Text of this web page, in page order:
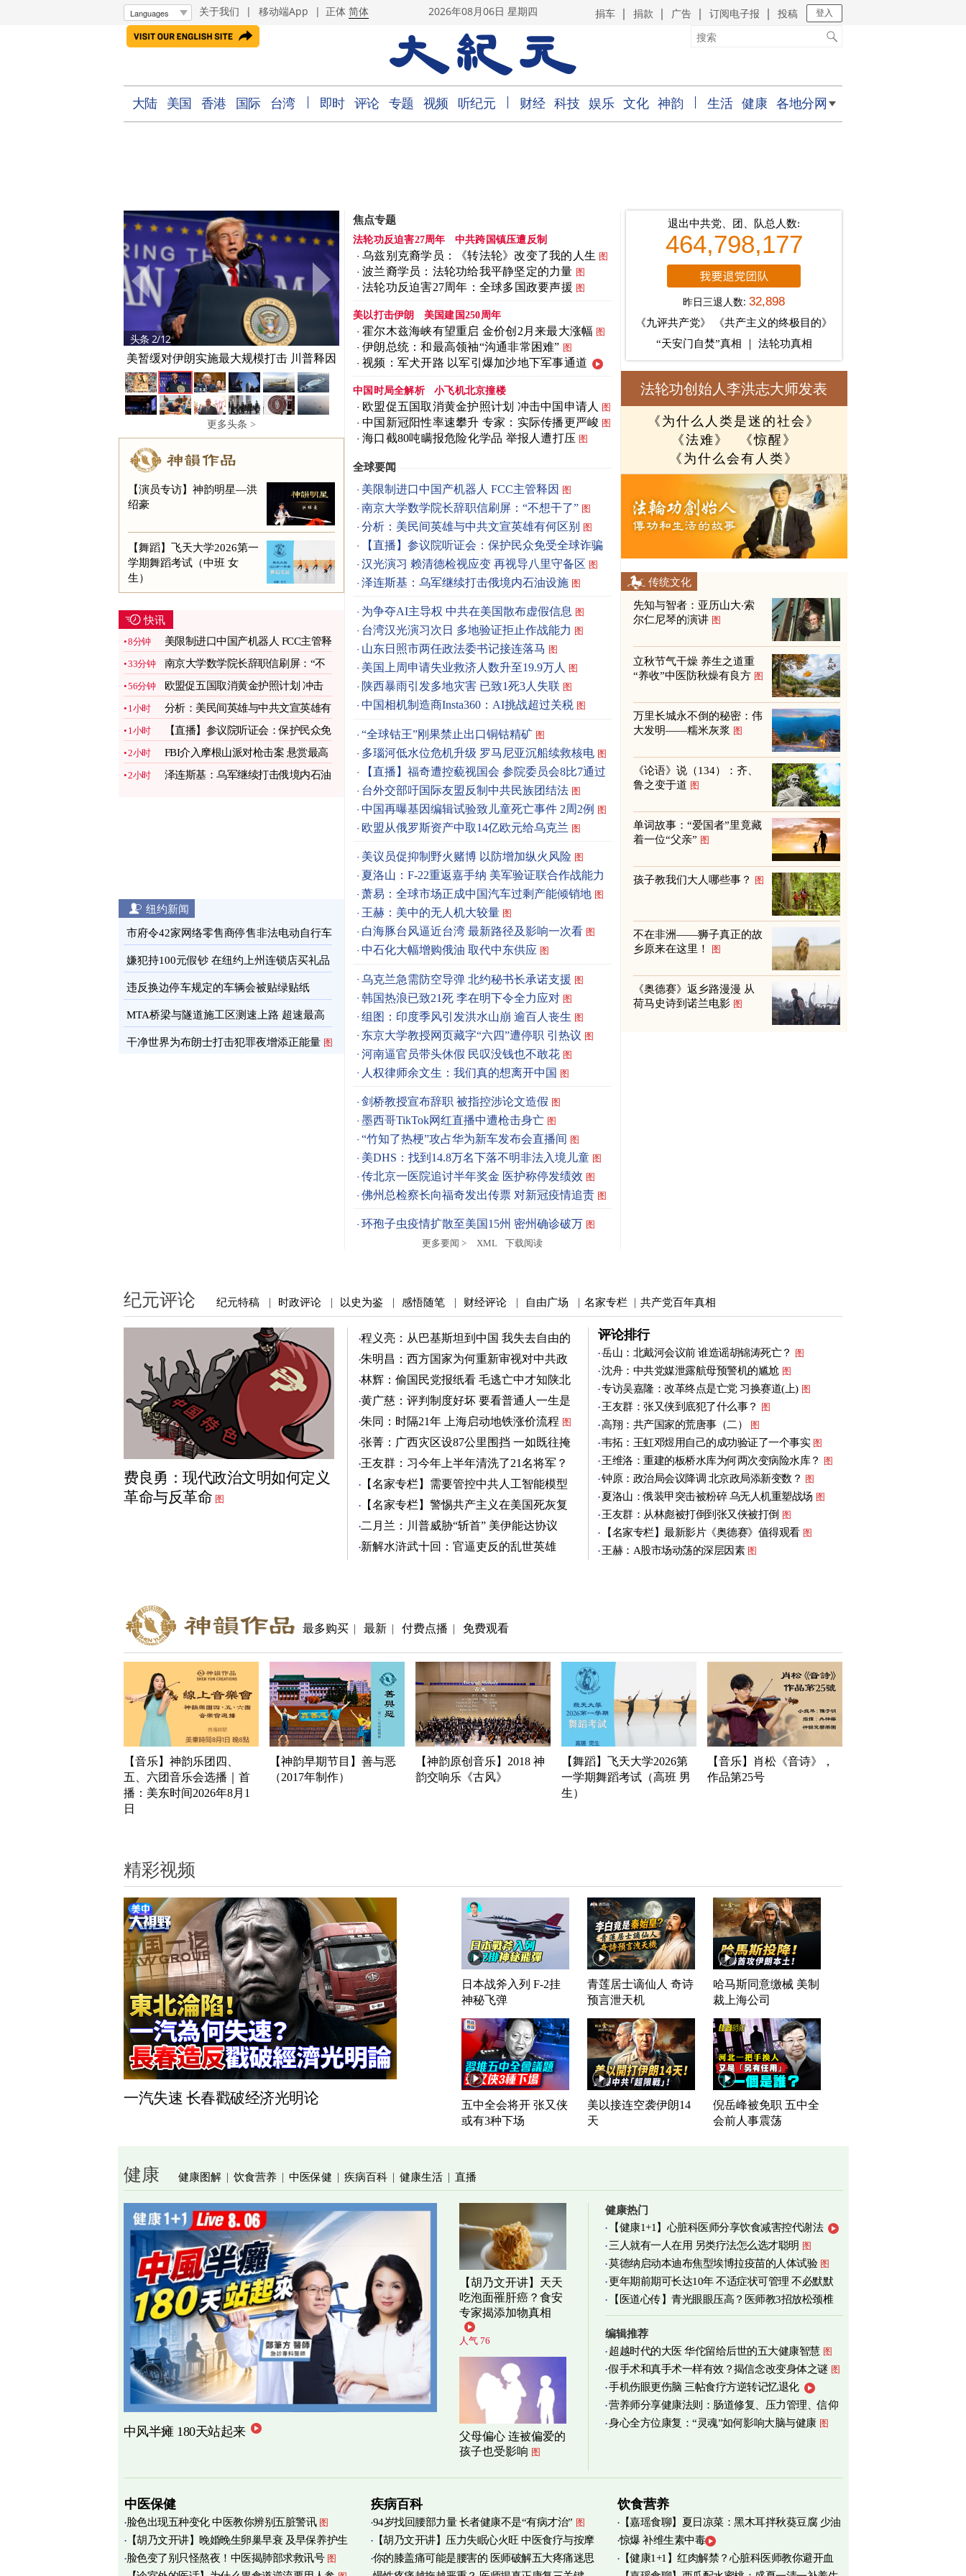
关于我们 | 移动端App | 正体 简体 2026年08月06日 星期四 捐车 捐款 广告 订阅电子报 投稿 登入
大陆 美国 香港 国际 台湾 即时 评论 专题 视频 听纪元 财经 科技 娱乐 文化 神韵 生活 健康 各地分网
头条 2/12
美暂缓对伊朗实施最大规模打击 川普释因
更多头条 >
【演员专访】神韵明星—洪
绍豪
【舞蹈】飞天大学2026第一
学期舞蹈考试（中班 女
生）
快讯
8分钟
美限制进口中国产机器人 FCC主管释
因 图
33分钟
南京大学数学院长辞职信刷屏：“不
想干了” 图
56分钟
欧盟促五国取消黄金护照计划 冲击
中国申请人
1小时
分析：美民间英雄与中共文宣英雄有
何区别 图
1小时
【直播】参议院听证会：保护民众免
受全球诈骗
2小时
FBI介入摩根山派对枪击案 悬赏最高
2万美元缉凶 图
2小时
泽连斯基：乌军继续打击俄境内石油
纽约新闻
市府令42家网络零售商停售非法电动自行车
图
嫌犯持100元假钞 在纽约上州连锁店买礼品
卡 图
违反换边停车规定的车辆会被贴绿贴纸
MTA桥梁与隧道施工区测速上路 超速最高
罚100元 图
干净世界为布朗士打击犯罪夜增添正能量 图
焦点专题
法轮功反迫害27周年 中共跨国镇压遭反制
乌兹别克裔学员：《转法轮》改变了我的人生 图
波兰裔学员：法轮功给我平静坚定的力量 图
法轮功反迫害27周年：全球多国政要声援 图
美以打击伊朗 美国建国250周年
霍尔木兹海峡有望重启 金价创2月来最大涨幅 图
伊朗总统：和最高领袖“沟通非常困难” 图
视频：军犬开路 以军引爆加沙地下军事通道
中国时局全解析 小飞机北京撞楼
欧盟促五国取消黄金护照计划 冲击中国申请人 图
中国新冠阳性率速攀升 专家：实际传播更严峻 图
海口截80吨瞒报危险化学品 举报人遭打压 图
全球要闻
美限制进口中国产机器人 FCC主管释因 图
南京大学数学院长辞职信刷屏：“不想干了” 图
分析：美民间英雄与中共文宣英雄有何区别 图
【直播】参议院听证会：保护民众免受全球诈骗
汉光演习 赖清德检视应变 再视导八里守备区 图
泽连斯基：乌军继续打击俄境内石油设施 图
为争夺AI主导权 中共在美国散布虚假信息 图
台湾汉光演习次日 多地验证拒止作战能力 图
山东日照市两任政法委书记接连落马 图
美国上周申请失业救济人数升至19.9万人 图
陕西暴雨引发多地灾害 已致1死3人失联 图
中国相机制造商Insta360：AI挑战超过关税 图
“全球钴王”刚果禁止出口铜钴精矿 图
多瑙河低水位危机升级 罗马尼亚沉船续救核电 图
【直播】福奇遭控藐视国会 参院委员会8比7通过
台外交部吁国际友盟反制中共民族团结法 图
中国再曝基因编辑试验致儿童死亡事件 2周2例 图
欧盟从俄罗斯资产中取14亿欧元给乌克兰 图
美议员促抑制野火赌博 以防增加纵火风险 图
夏洛山：F-22重返嘉手纳 美军验证联合作战能力
图
萧易：全球市场正成中国汽车过剩产能倾销地 图
王赫：美中的无人机大较量 图
白海豚台风逼近台湾 最新路径及影响一次看 图
中石化大幅增购俄油 取代中东供应 图
乌克兰急需防空导弹 北约秘书长承诺支援 图
韩国热浪已致21死 李在明下令全力应对 图
组图：印度季风引发洪水山崩 逾百人丧生 图
东京大学教授网页藏字“六四”遭停职 引热议 图
河南逼官员带头休假 民叹没钱也不敢花 图
人权律师余文生：我们真的想离开中国 图
剑桥教授宣布辞职 被指控涉论文造假 图
墨西哥TikTok网红直播中遭枪击身亡 图
“竹知了热梗”攻占华为新车发布会直播间 图
美DHS：找到14.8万名下落不明非法入境儿童 图
传北京一医院追讨半年奖金 医护称停发绩效 图
佛州总检察长向福奇发出传票 对新冠疫情追责 图
环孢子虫疫情扩散至美国15州 密州确诊破万 图
更多要闻 >
XML 下载阅读
退出中共党、团、队总人数:
464,798,177
昨日三退人数:32,898
《九评共产党》
《共产主义的终极目的》
“天安门自焚”真相
法轮功真相
法轮功创始人李洪志大师发表
《为什么人类是迷的社会》
《法难》
《惊醒》
《为什么会有人类》
传统文化
先知与智者：亚历山大‧索
尔仁尼琴的演讲 图
立秋节气干燥 养生之道重
“养收”中医防秋燥有良方 图
万里长城永不倒的秘密：伟
大发明——糯米灰浆 图
《论语》说（134）：齐、
鲁之变于道 图
单词故事：“爱国者”里竟藏
着一位“父亲” 图
孩子教我们大人哪些事？ 图
不在非洲——狮子真正的故
乡原来在这里！
图
《奥德赛》返乡路漫漫 从
荷马史诗到诺兰电影 图
纪元评论 纪元特稿 | 时政评论 | 以史为鉴 | 感悟随笔 | 财经评论 | 自由广场 | 名家专栏 | 共产党百年真相
费良勇：现代政治文明如何定义
革命与反革命 图
程义亮：从巴基斯坦到中国 我失去自由的
两年
朱明昌：西方国家为何重新审视对中共政
策？
图
林辉：偷国民党报纸看 毛逃亡中才知陕北
有刘志丹
图
黄广慈：评判制度好坏 要看普通人一生是
否安稳
图
朱同：时隔21年 上海启动地铁涨价流程 图
张菁：广西灾区设87公里围挡 一如既往掩
盖真相 图
王友群：习今年上半年清洗了21名将军？
图
【名家专栏】需要管控中共人工智能模型
图
【名家专栏】警惕共产主义在美国死灰复
燃 图
二月兰：川普威胁“斩首” 美伊能达协议
吗？ 图
新解水浒武十回：官逼吏反的乱世英雄
评论排行
岳山：北戴河会议前 谁造谣胡锦涛死亡？ 图
沈舟：中共党媒泄露航母预警机的尴尬 图
专访吴嘉隆：改革终点是亡党 习换赛道(上) 图
王友群：张又侠到底犯了什么事？ 图
高翔：共产国家的荒唐事（二） 图
韦拓：王虹邓煜用自己的成功验证了一个事实 图
王维洛：重建的板桥水库为何两次变病险水库？ 图
钟原：政治局会议降调 北京政局添新变数？ 图
夏洛山：俄装甲突击被粉碎 乌无人机重塑战场 图
王友群：从林彪被打倒到张又侠被打倒 图
【名家专栏】最新影片《奥德赛》值得观看 图
王赫：A股市场动荡的深层因素 图
最多购买 | 最新 | 付费点播 | 免费观看
【音乐】神韵乐团四、
五、六团音乐会选播｜首
播：美东时间2026年8月1
日
【神韵早期节目】善与恶
（2017年制作）
【神韵原创音乐】2018 神
韵交响乐《古风》
【舞蹈】飞天大学2026第
一学期舞蹈考试（高班 男
生）
【音乐】肖松《音诗》，
作品第25号
精彩视频
一汽失速 长春戳破经济光明论
日本战斧入列 F-2挂
神秘飞弹
青莲居士谪仙人 奇诗
预言泄天机
哈马斯同意缴械 美制
裁上海公司
五中全会将开 张又侠
或有3种下场
美以接连空袭伊朗14
天
倪岳峰被免职 五中全
会前人事震荡
健康 健康图解 | 饮食营养 | 中医保健 | 疾病百科 | 健康生活 | 直播
中风半瘫 180天站起来
【胡乃文开讲】天天
吃泡面罹肝癌？食安
专家揭添加物真相
人气 76
父母偏心 连被偏爱的
孩子也受影响 图
健康热门
【健康1+1】心脏科医师分享饮食减害控代谢法
三人就有一人在用 另类疗法怎么选才聪明 图
莫德纳启动本迪布焦型埃博拉疫苗的人体试验 图
更年期前期可长达10年 不适症状可管理 不必默默
忍受 图
【医道心传】青光眼眼压高？医师教3招放松颈椎
图
编辑推荐
超越时代的大医 华佗留给后世的五大健康智慧 图
假手术和真手术一样有效？揭信念改变身体之谜 图
手机伤眼更伤脑 三帖食疗方逆转记忆退化
营养师分享健康法则：肠道修复、压力管理、信仰
实践 图
身心全方位康复：“灵魂”如何影响大脑与健康 图
中医保健
脸色出现五种变化 中医教你辨别五脏警讯 图
【胡乃文开讲】晚婚晚生卵巢早衰 及早保养护生
育
脸色变了别只怪熬夜！中医揭肺部求救讯号 图
疾病百科
94岁找回腰部力量 长者健康不是“有病才治” 图
【胡乃文开讲】压力失眠心火旺 中医食疗与按摩
自救
你的膝盖痛可能是腰害的 医师破解五大疼痛迷思
饮食营养
【嘉瑶食聊】夏日凉菜：黑木耳拌秋葵豆腐 少油
烟清爽养心 图
惊爆 补维生素中毒
【健康1+1】红肉解禁？心脏科医师教你避开血